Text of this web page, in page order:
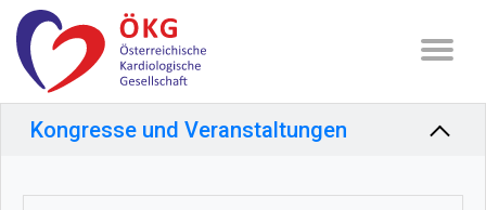
Kongresse und Veranstaltungen